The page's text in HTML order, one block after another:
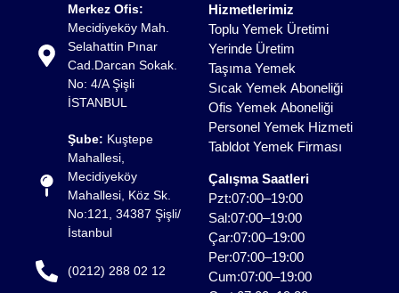
Organizasyonları
Pendik'te kurumsal etkinliklerden özel davetlere kadar
geniş bir yelpazede sunulan profesyonel hizmetler,
işletmelerin organizasyon kalitesini doğrudan etkiler. Bu
noktada doğru planlanmış catering organizasyonu, hem
sunum hem de operasyon açısından kusursuz bir
deneyim sağlar. Toplantı, lansman ve davetlerde öne
çıkan Pendik yemek organizasyonları, katılımcı
memnuniyetini artırırken markanızın prestijini de
güçlendirir.
Profesyonel ekipler tarafından yönetilen bir Pendik
Merkez Ofis:
Mecidiyeköy Mah.
Selahattin Pınar
Cad.Darcan Sokak.
No: 4/A Şişli
İSTANBUL
Şube: Kuştepe
Mahallesi,
Mecidiyeköy
Mahallesi, Köz Sk.
No:121, 34387 Şişli/
İstanbul
(0212) 288 02 12
Hizmetlerimiz
Toplu Yemek Üretimi
Yerinde Üretim
Taşıma Yemek
Sıcak Yemek Aboneliği
Ofis Yemek Aboneliği
Personel Yemek Hizmeti
Tabldot Yemek Firması
Çalışma Saatleri
Pzt:07:00–19:00
Sal:07:00–19:00
Çar:07:00–19:00
Per:07:00–19:00
Cum:07:00–19:00